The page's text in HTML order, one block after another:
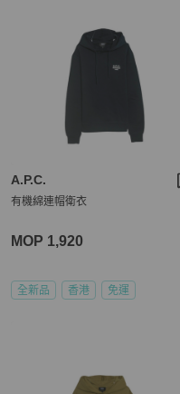
A.P.C.
有機綿連帽衛衣
MOP 1,920
全新品 香港 免運